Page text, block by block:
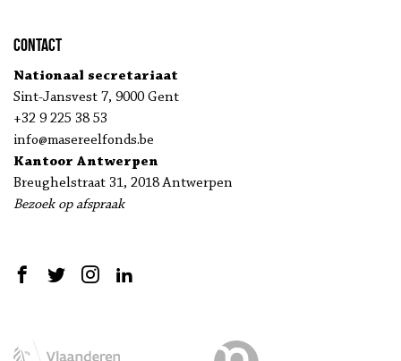
Contact
Nationaal secretariaat
Sint-Jansvest 7, 9000 Gent
+32 9 225 38 53
info@masereelfonds.be
Kantoor Antwerpen
Breughelstraat 31, 2018 Antwerpen
Bezoek op afspraak